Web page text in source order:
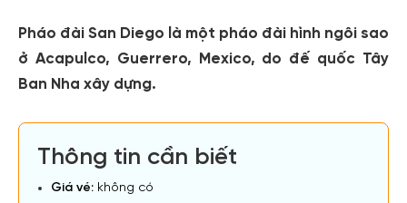
Pháo đài San Diego là một pháo đài hình ngôi sao
ở Acapulco, Guerrero, Mexico, do đế quốc Tây
Ban Nha xây dựng.
Thông tin cần biết
Giá vé: không có